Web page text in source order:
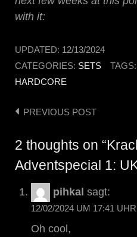
with it:
UPDATED: 12/13/2024
CATEGORIES: SETS
HARDCORE
Post
PREVIOUS POST
2 thoughts on
Adventspecial 1:
pihkal sagt:
12/02/2024 UM 17:41 UHR
Oh cool,